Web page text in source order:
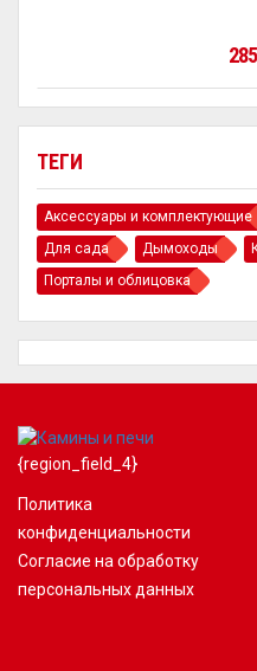
ТЕГИ
Аксессуары и комплектующие
Для сада
Дымоходы
Порталы и облицовка
{region_field_4}
Политика
конфиденциальности
Согласие на обработку
персональных данных